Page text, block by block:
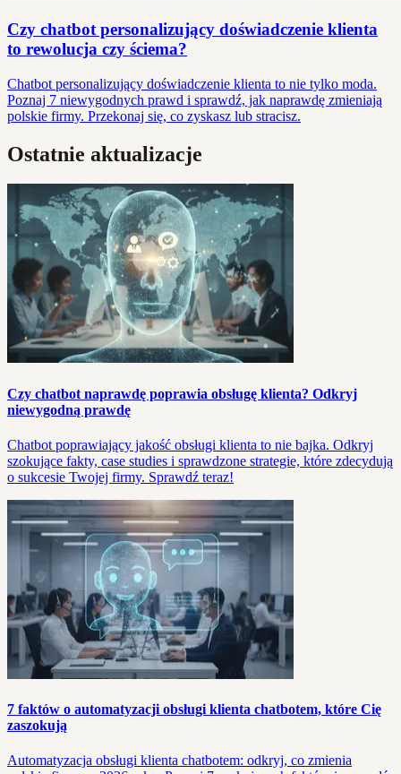
Czy chatbot personalizujący doświadczenie klienta
to rewolucja czy ściema?
Chatbot personalizujący doświadczenie klienta to nie tylko moda.
Poznaj 7 niewygodnych prawd i sprawdź, jak naprawdę zmieniają
polskie firmy. Przekonaj się, co zyskasz lub stracisz.
Ostatnie aktualizacje
Czy chatbot naprawdę poprawia obsługę klienta? Odkryj
niewygodną prawdę
Chatbot poprawiający jakość obsługi klienta to nie bajka. Odkryj
szokujące fakty, case studies i sprawdzone strategie, które zdecydują
o sukcesie Twojej firmy. Sprawdź teraz!
7 faktów o automatyzacji obsługi klienta chatbotem, które Cię
zaszokują
Automatyzacja obsługi klienta chatbotem: odkryj, co zmienia